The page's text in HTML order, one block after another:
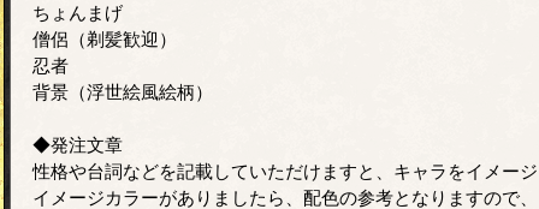
ちょんまげ
僧侶（剃髪歓迎）
忍者
背景（浮世絵風絵柄）
◆発注文章
性格や台詞などを記載していただけますと、キャラをイメー
イメージカラーがありましたら、配色の参考となりますので